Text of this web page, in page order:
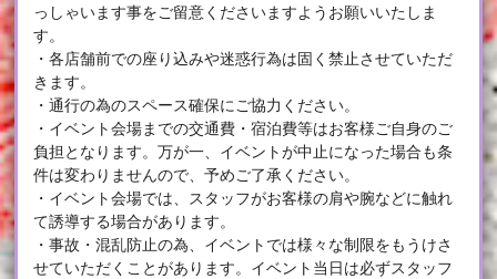
っしゃいます事をご留意くださいますようお願いいたしま
す。
・各店舗前での座り込みや迷惑行為は固く禁止させていただ
きます。
・通行の為のスペース確保にご協力ください。
・イベント会場までの交通費・宿泊費等はお客様ご自身のご
負担となります。万が一、イベントが中止になった場合も条
件は変わりませんので、予めご了承ください。
・イベント会場では、スタッフがお客様の肩や腕などに触れ
て誘導する場合があります。
・事故・混乱防止の為、イベントでは様々な制限をもうけさ
せていただくことがあります。イベント当日は必ずスタッフ